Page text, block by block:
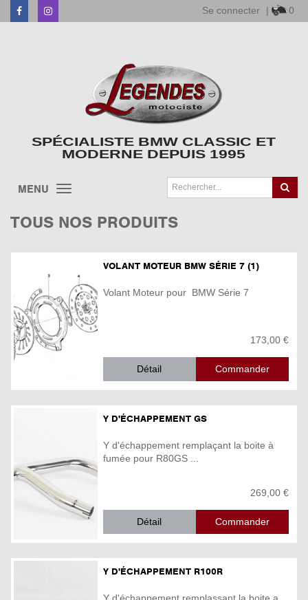
FacebookInstagram Se connecter | 0
SPÉCIALISTE BMW CLASSIC ET
MODERNE DEPUIS 1995
MENU
TOUS NOS PRODUITS
VOLANT MOTEUR BMW SÉRIE 7 (1)
Volant Moteur pour BMW Série 7
173,00 €
Détail
Y D'ÉCHAPPEMENT GS
Y d'échappement remplaçant la boite à
fumée pour R80GS ...
269,00 €
Détail
Y D'ÉCHAPPEMENT R100R